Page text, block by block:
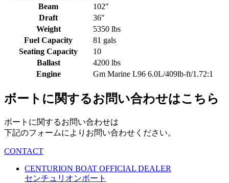
Beam
102″
Draft
36″
Weight
5350 lbs
Fuel Capacity
81 gals
Seating Capacity
10
Ballast
4200 lbs
Engine
Gm Marine L96 6.0L/409lb-ft/1.72:1
ボートに関するお問い合わせはこちら
ボートに関するお問い合わせは
下記のフォームによりお問い合わせください。
CONTACT
CENTURION BOAT OFFICIAL DEALER
センチュリオンボート